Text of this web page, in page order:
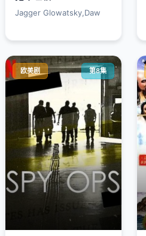
Jagger Glowatsky,Daw
欧美剧 第8集